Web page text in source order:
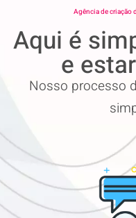
Agência de criação
Aqui é
e
Nosso processo